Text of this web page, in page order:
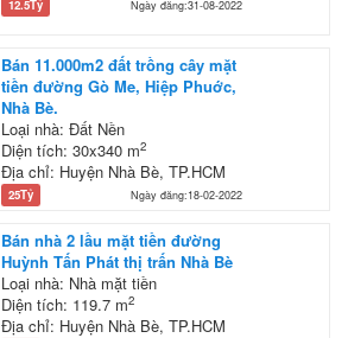
12.5Tỷ Ngày đăng:31-08-2022
Bán 11.000m2 đất trồng cây mặt
tiền đường Gò Me, Hiệp Phuớc,
Nhà Bè.
Loại nhà: Đất Nền
Diện tích: 30x340 m2
Địa chỉ: Huyện Nhà Bè, TP.HCM
25Tỷ Ngày đăng:18-02-2022
Bán nhà 2 lầu mặt tiền đường
Huỳnh Tấn Phát thị trấn Nhà Bè
Loại nhà: Nhà mặt tiền
Diện tích: 119.7 m2
Địa chỉ: Huyện Nhà Bè, TP.HCM